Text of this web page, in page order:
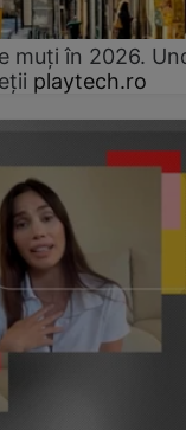
muți în 2026.
playtech.ro